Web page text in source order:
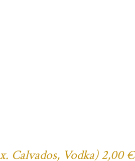
Calvados, Vodka) 2,00 €